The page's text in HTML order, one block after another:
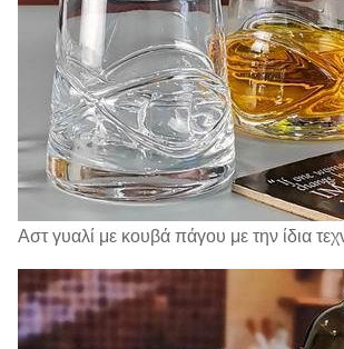
Αστ γυαλί με κουβά πάγου με την ίδια